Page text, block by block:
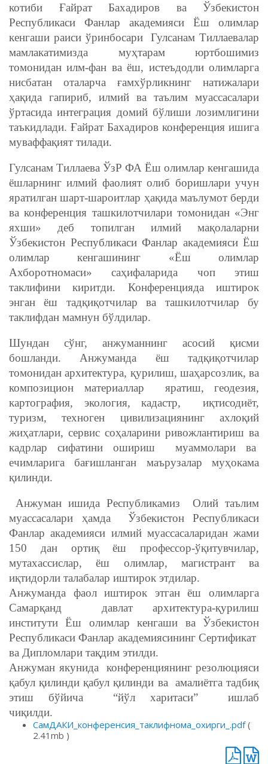
котиби Ғайрат Бахадиров ва Ўзбекистон
Республикаси Фанлар академияси Ёш олимлар
кенгаши раиси ўринбосари Гулсанам Тиллаевалар
мамлакатимизда муҳтарам юртбошимиз
томонидан илм-фан ва ёш, истеъдодли олимларга
нисбатан оталарча ғамхўрликнинг натижалари
ҳақида гапириб, илмий ва таълим муассасалари
ўртасида интеграция домий бўлиши лозимлигини
таъкидлади. Ғайрат Бахадиров конференция ишига
муваффақият тилади.
Гулсанам Тиллаева ЎзР ФА Ёш олимлар кенгашида
ёшларнинг илмий фаолият олиб боришлари учун
яратилган шарт-шароитлар ҳақида маълумот берди
ва конференция ташкилотчилари томонидан «Энг
яхши» деб топилган илмий мақолаларни
Ўзбекистон Республикаси Фанлар академияси Ёш
олимлар кенгашининг «Ёш олимлар
Ахборотномаси» саҳифаларида чоп этиш
таклифини киритди. Конференцияда иштирок
энган ёш тадқиқотчилар ва ташкилотчилар бу
таклифдан мамнун бўлдилар.
Шундан сўнг, анжуманнинг асосий қисми
бошланди. Анжуманда ёш тадқиқотчилар
томонидан архитектура, қурилиш, шаҳарсозлик, ва
композицион материаллар яратиш, геодезия,
картография, экология, кадастр, иқтисодиёт,
туризм, техноген цивилизациянинг ахлоқий
жиҳатлари, сервис соҳаларини ривожлантириш ва
кадрлар сифатини ошириш муаммолари ва
ечимларига бағишланган маърузалар муҳокама
қилинди.
Анжуман ишида Республикамиз Олий таълим
муассасалари ҳамда Ўзбекистон Республикаси
Фанлар академияси илмий муассасаларидан жами
150 дан ортиқ ёш профессор-ўқитувчилар,
мутахассислар, ёш олимлар, магистрант ва
иқтидорли талабалар иштирок этдилар.
Анжуманда фаол иштирок этган ёш олимларга
Самарқанд давлат архитектура-қурилиш
институти Ёш олимлар кенгаши ва Ўзбекистон
Республикаси Фанлар академиясининг Сертификат
ва Дипломлари тақдим этилди.
Анжуман якунида конференциянинг резолюцияси
қабул қилинди қабул қилинди ва амалиётга тадбиқ
этиш бўйича “йўл харитаси” ишлаб
чиқилди.
СамДАКИ_конференсия_таклифнома_охирги_.pdf(
2.41mb )